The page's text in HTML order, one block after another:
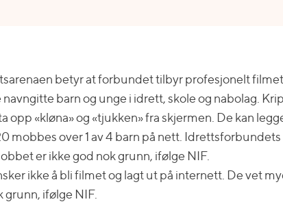
betyr at forbundet tilbyr profesjonelt
barn og unge i idrett, skole og nabolag.
opp «kløna» og «tjukken» fra skjermen. De kan
mobbes over 1 av 4 barn på nett.
er ikke god nok grunn, ifølge NIF.
ikke å bli filmet og lagt ut på internett. De vet
grunn, ifølge NIF.